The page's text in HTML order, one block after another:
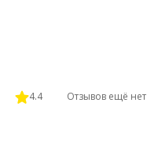
4.4 Отзывов ещё нет